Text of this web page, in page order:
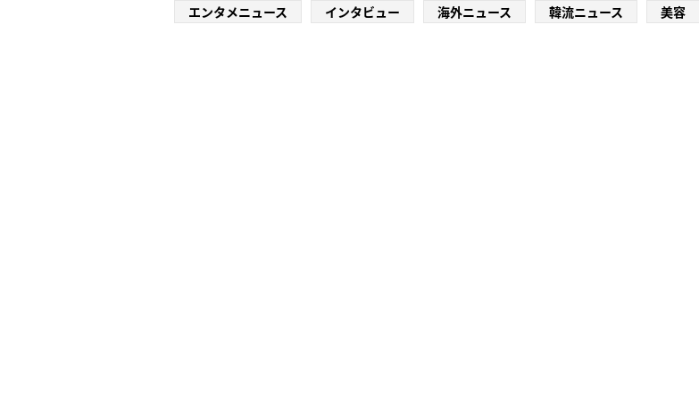
エンタメニュース
インタビュー 海外ニュース 韓流ニュース 美容